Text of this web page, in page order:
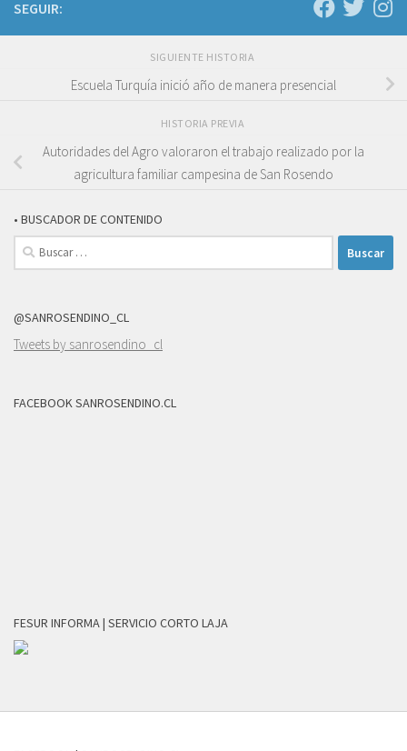
SEGUIR:
SIGUIENTE HISTORIA
Escuela Turquía inició año de manera presencial
HISTORIA PREVIA
Autoridades del Agro valoraron el trabajo realizado por la
agricultura familiar campesina de San Rosendo
• BUSCADOR DE CONTENIDO
Buscar:
@SANROSENDINO_CL
Tweets by sanrosendino_cl
FACEBOOK SANROSENDINO.CL
FESUR INFORMA | SERVICIO CORTO LAJA